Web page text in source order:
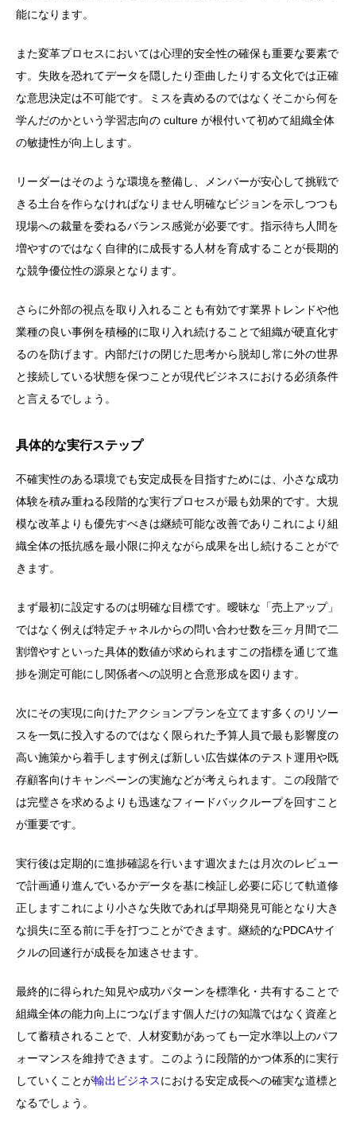
能になります。
また変革プロセスにおいては心理的安全性の確保も重要な要素で
す。失敗を恐れてデータを隠したり歪曲したりする文化では正確
な意思決定は不可能です。ミスを責めるのではなくそこから何を
学んだのかという学習志向の culture が根付いて初めて組織全体
の敏捷性が向上します。
リーダーはそのような環境を整備し、メンバーが安心して挑戦で
きる土台を作らなければなりません明確なビジョンを示しつつも
現場への裁量を委ねるバランス感覚が必要です。指示待ち人間を
増やすのではなく自律的に成長する人材を育成することが長期的
な競争優位性の源泉となります。
さらに外部の視点を取り入れることも有効です業界トレンドや他
業種の良い事例を積極的に取り入れ続けることで組織が硬直化す
るのを防げます。内部だけの閉じた思考から脱却し常に外の世界
と接続している状態を保つことが現代ビジネスにおける必須条件
と言えるでしょう。
具体的な実行ステップ
不確実性のある環境でも安定成長を目指すためには、小さな成功
体験を積み重ねる段階的な実行プロセスが最も効果的です。大規
模な改革よりも優先すべきは継続可能な改善でありこれにより組
織全体の抵抗感を最小限に抑えながら成果を出し続けることがで
きます。
まず最初に設定するのは明確な目標です。曖昧な「売上アップ」
ではなく例えば特定チャネルからの問い合わせ数を三ヶ月間で二
割増やすといった具体的数値が求められますこの指標を通じて進
捗を測定可能にし関係者への説明と合意形成を図ります。
次にその実現に向けたアクションプランを立てます多くのリソー
スを一気に投入するのではなく限られた予算人員で最も影響度の
高い施策から着手します例えば新しい広告媒体のテスト運用や既
存顧客向けキャンペーンの実施などが考えられます。この段階で
は完璧さを求めるよりも迅速なフィードバックループを回すこと
が重要です。
実行後は定期的に進捗確認を行います週次または月次のレビュー
で計画通り進んでいるかデータを基に検証し必要に応じて軌道修
正しますこれにより小さな失敗であれば早期発見可能となり大き
な損失に至る前に手を打つことができます。継続的なPDCAサイ
クルの回遂行が成長を加速させます。
最終的に得られた知見や成功パターンを標準化・共有することで
組織全体の能力向上につなげます個人だけの知識ではなく資産と
して蓄積されることで、人材変動があっても一定水準以上のパフ
ォーマンスを維持できます。このように段階的かつ体系的に実行
していくことが輸出ビジネスにおける安定成長への確実な道標と
なるでしょう。